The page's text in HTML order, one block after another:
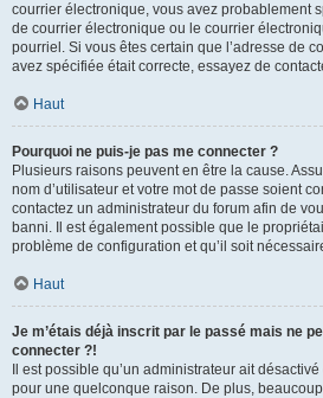
courrier électronique, vous avez probablement
de courrier électronique ou le courrier
pourriel. Si vous êtes certain que l’adresse de
avez spécifiée était correcte, essayez de
Haut
Pourquoi ne puis-je pas me connecter ?
Plusieurs raisons peuvent en être la cause.
nom d’utilisateur et votre mot de passe soient
contactez un administrateur du forum afin de
banni. Il est également possible que le
problème de configuration et qu’il soit
Haut
Je m’étais déjà inscrit par le passé mais ne
connecter ?!
Il est possible qu’un administrateur ait
pour une quelconque raison. De plus,